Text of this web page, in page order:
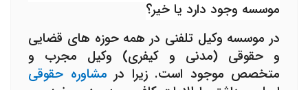
موسسه وجود دارد یا خیر؟
در موسسه وکیل تلفنی در همه حوزه های قضایی
و حقوقی (مدنی و کیفری) وکیل مجرب و
متخصص موجود است. زیرا در مشاوره حقوقی